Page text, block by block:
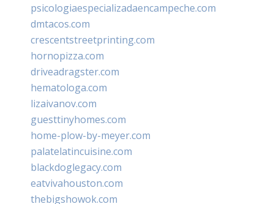
psicologiaespecializadaencampeche.com
dmtacos.com
crescentstreetprinting.com
hornopizza.com
driveadragster.com
hematologa.com
lizaivanov.com
guesttinyhomes.com
home-plow-by-meyer.com
palatelatincuisine.com
blackdoglegacy.com
eatvivahouston.com
thebigshowok.com